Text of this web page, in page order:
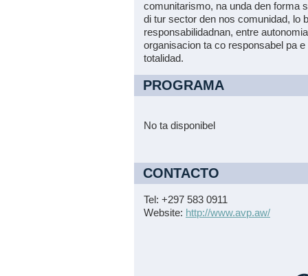
comunitarismo, na unda den forma
di tur sector den nos comunidad, lo
responsabilidadnan, entre
organisacion ta co responsabel pa
totalidad.
PROGRAMA
No ta disponibel
CONTACTO
Tel: +297 583 0911
Website: http://www.avp.aw/